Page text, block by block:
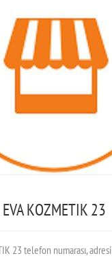
EVA KOZMETIK 23
23 telefon numarası, adresi